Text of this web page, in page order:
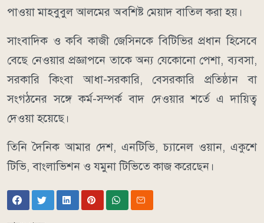
পাওয়া মাহবুবুল আলমের অবশিষ্ট মেয়াদ বাতিল করা হয়।
সাংবাদিক ও কবি কাজী জেসিনকে বিটিভির প্রধান হিসেবে
বেছে নেওয়ার প্রজ্ঞাপনে তাকে অন্য যেকোনো পেশা, ব্যবসা,
সরকারি কিংবা আধা-সরকারি, বেসরকারি প্রতিষ্ঠান বা
সংগঠনের সঙ্গে কর্ম-সম্পর্ক বাদ দেওয়ার শর্তে এ দায়িত্ব
দেওয়া হয়েছে।
তিনি দৈনিক আমার দেশ, এনটিভি, চ্যানেল ওয়ান, একুশে
টিভি, বাংলাভিশন ও যমুনা টিভিতে কাজ করেছেন।